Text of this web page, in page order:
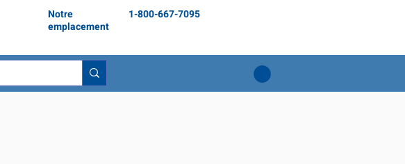
Notre
emplacement
1-800-667-7095